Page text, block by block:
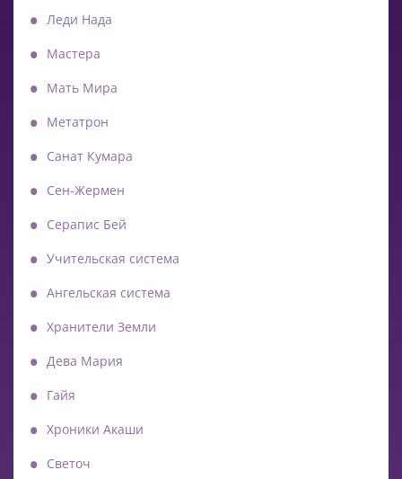
Леди Нада
Мастера
Мать Мира
Метатрон
Санат Кумара
Сен-Жермен
Серапис Бей
Учительская система
Ангельская система
Хранители Земли
Дева Мария
Гайя
Хроники Акаши
Светоч